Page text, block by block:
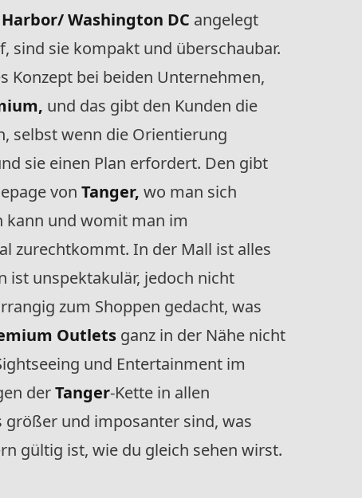
Washington DC angelegt
sind sie kompakt und überschaubar.
Konzept bei beiden Unternehmen,
und das gibt den Kunden die
selbst wenn die Orientierung
sie einen Plan erfordert. Den gibt
von Tanger, wo man sich
kann und womit man im
zurechtkommt. In der Mall ist alles
ist unspektakulär, jedoch nicht
zum Shoppen gedacht, was
Outlets ganz in der Nähe nicht
und Entertainment im
derTanger-Kette in allen
und imposanter sind, was
gültig ist, wie du gleich sehen wirst.